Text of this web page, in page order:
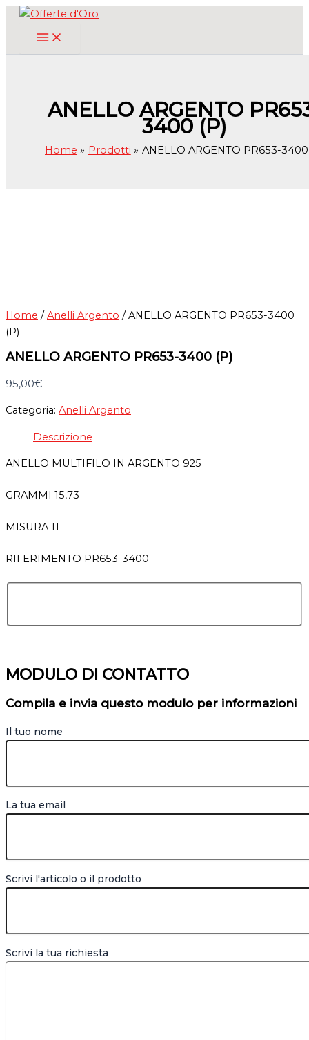
ANELLO ARGENTO
3400 (P)
Home Prodotti ANELLO ARGENTO PR653-
Home /Anelli Argento / ANELLO ARGENTO PR653-3400
(P)
ANELLO ARGENTO PR653-3400 (P)
95,00€
Categoria: Anelli Argento
Descrizione
ANELLO MULTIFILO IN ARGENTO 925
GRAMMI 15,73
MISURA 11
RIFERIMENTO PR653-3400
MODULO DI CONTATTO
Compila e invia questo modulo per informazioni
Il tuo nome
La tua email
Scrivi l'articolo o il prodotto
Scrivi la tua richiesta